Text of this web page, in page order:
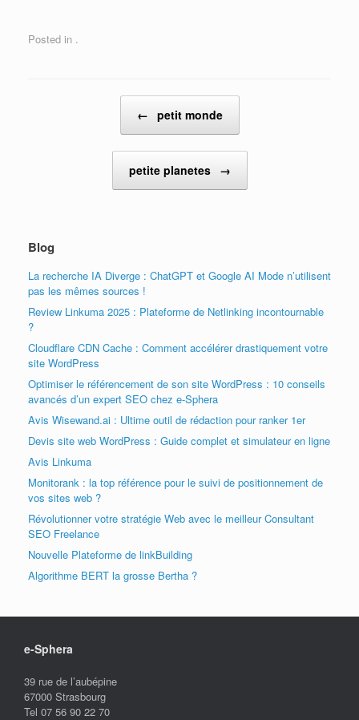
Posted in .
← petit monde
petite planetes →
Blog
La recherche IA Diverge : ChatGPT et Google AI Mode n’utilisent
pas les mêmes sources !
Review Linkuma 2025 : Plateforme de Netlinking incontournable
?
Cloudflare CDN Cache : Comment accélérer drastiquement votre
site WordPress
Optimiser le référencement de son site WordPress : 10 conseils
avancés d’un expert SEO chez e-Sphera
Avis Wisewand.ai : Ultime outil de rédaction pour ranker 1er
Devis site web WordPress : Guide complet et simulateur en ligne
Avis Linkuma
Monitorank : la top référence pour le suivi de positionnement de
vos sites web ?
Révolutionner votre stratégie Web avec le meilleur Consultant
SEO Freelance
Nouvelle Plateforme de linkBuilding
Algorithme BERT la grosse Bertha ?
e-Sphera
39 rue de l’aubépine
67000 Strasbourg
Tel 07 56 90 22 70